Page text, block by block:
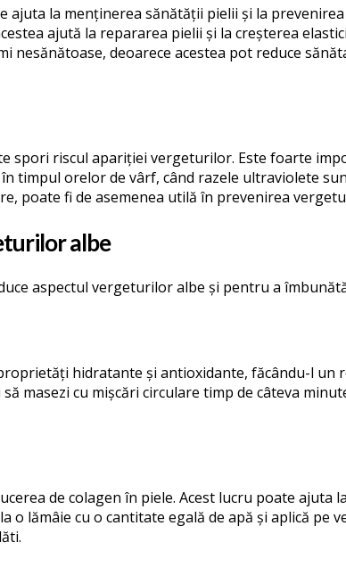
la menținerea sănătății pielii și la
ajută la repararea pielii și la creșterea
nesănătoase, deoarece acestea pot reduce
spori riscul apariției vergeturilor. Este foarte
timpul orelor de vârf, când razele ultraviolete
poate fi de asemenea utilă în prevenirea
albe
aspectul vergeturilor albe și pentru a
hidratante și antioxidante, făcându-l un
masezi cu mișcări circulare timp de câteva
de colagen în piele. Acest lucru poate
o lămâie cu o cantitate egală de apă și aplică pe